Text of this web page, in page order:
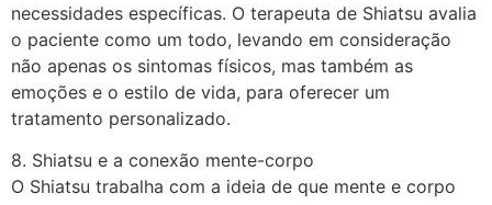
necessidades específicas. O terapeuta de Shiatsu avalia
o paciente como um todo, levando em consideração
não apenas os sintomas físicos, mas também as
emoções e o estilo de vida, para oferecer um
tratamento personalizado.
8. Shiatsu e a conexão mente-corpo
O Shiatsu trabalha com a ideia de que mente e corpo